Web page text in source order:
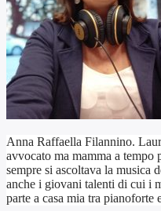
Anna Raffaella Filannino.
avvocato ma mamma a
sempre si ascoltava la musica
anche i giovani talenti di cui i
parte a casa mia tra